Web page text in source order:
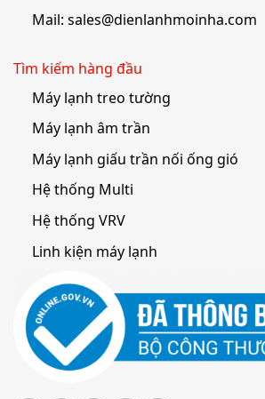
Mail: sales@dienlanhmoinha.com
Tìm kiếm hàng đầu
Máy lạnh treo tường
Máy lạnh âm trần
Máy lạnh giấu trần nối ống gió
Hệ thống Multi
Hệ thống VRV
Linh kiện máy lạnh